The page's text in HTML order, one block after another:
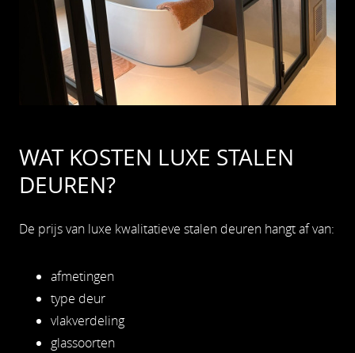
WAT KOSTEN LUXE STALEN
DEUREN?
De prijs van luxe kwalitatieve stalen deuren hangt af van:
afmetingen
type deur
vlakverdeling
glassoorten